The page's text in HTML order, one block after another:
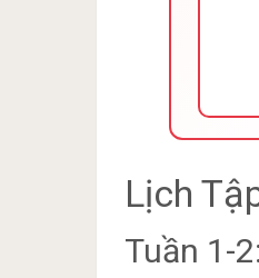
Lịch
Tuần 1-